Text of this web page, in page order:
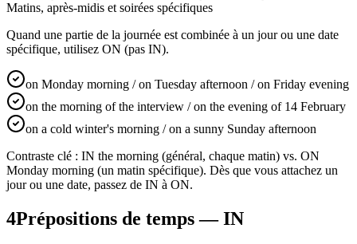
Matins, après-midis et soirées spécifiques
Quand une partie de la journée est combinée à un jour ou une date
spécifique, utilisez ON (pas IN).
on Monday morning / on Tuesday afternoon / on Friday evening
on the morning of the interview / on the evening of 14 February
on a cold winter's morning / on a sunny Sunday afternoon
Contraste clé : IN the morning (général, chaque matin) vs. ON
Monday morning (un matin spécifique). Dès que vous attachez un
jour ou une date, passez de IN à ON.
4Prépositions de temps — IN